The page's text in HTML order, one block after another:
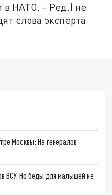
в НАТО. - Ред.) не
слова эксперта
Москвы: На генералов
ВСУ. Но беды для малышей не